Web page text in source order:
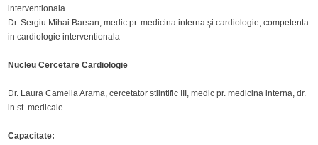
interventionala
Dr. Sergiu Mihai Barsan, medic pr. medicina interna şi cardiologie, competenta
in cardiologie interventionala
Nucleu Cercetare Cardiologie
Dr. Laura Camelia Arama, cercetator stiintific III, medic pr. medicina interna, dr.
in st. medicale.
Capacitate: